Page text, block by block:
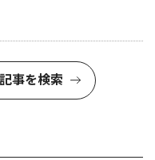
事を検索